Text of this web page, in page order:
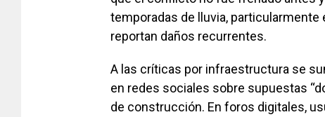
temporadas de lluvia,
reportan daños recurrentes.
A las críticas por infraestructura se
en redes sociales sobre supuestas
de construcción. En foros digitales,